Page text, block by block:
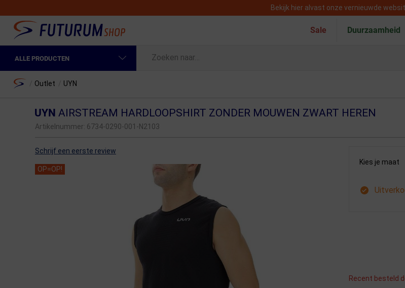
Bekijk hier alvast onze vernieuwde
Sale Duurzaamheid
ALLE PRODUCTEN
Fietskleding Heren
Fietsonderdelen
Fietsonderhoud
Home Outlet UYN
UYN AIRSTREAM HARDLOOPSHIRT ZONDER MOUWEN ZWART HEREN
Artikelnummer: 6734-0290-001-N2103
Schrijf een eerste review
OP=OP!
Kies je maat
Recent besteld